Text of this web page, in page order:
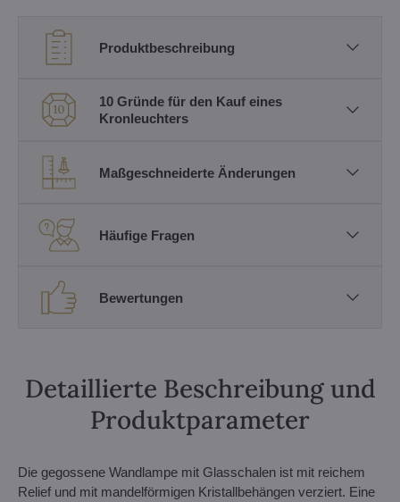
Produktbeschreibung
10 Gründe für den Kauf eines
Kronleuchters
Maßgeschneiderte Änderungen
Häufige Fragen
Bewertungen
Detaillierte Beschreibung und
Produktparameter
Die gegossene Wandlampe mit Glasschalen ist mit reichem
Relief und mit mandelförmigen Kristallbehängen verziert. Eine